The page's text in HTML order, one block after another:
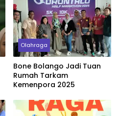
Olahraga
Bone Bolango Jadi Tuan
Rumah Tarkam
Kemenpora 2025